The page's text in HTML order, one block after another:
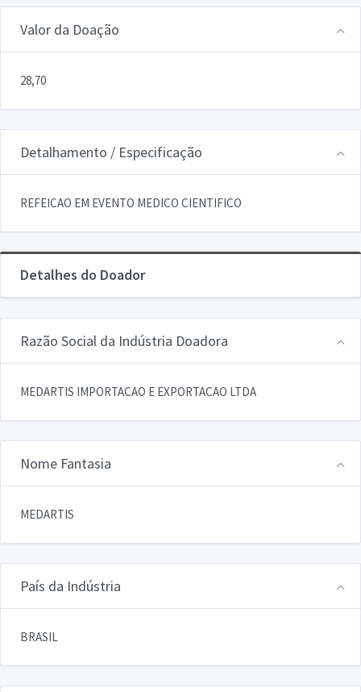
Valor da Doação
28,70
Detalhamento / Especificação
REFEICAO EM EVENTO MEDICO CIENTIFICO
Detalhes do Doador
Razão Social da Indústria Doadora
MEDARTIS IMPORTACAO E EXPORTACAO LTDA
Nome Fantasia
MEDARTIS
País da Indústria
BRASIL